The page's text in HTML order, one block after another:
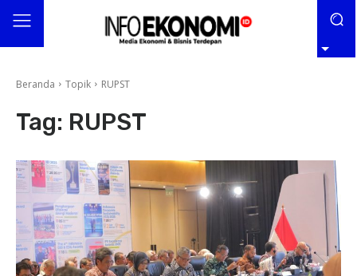
Beranda Topik RUPST
Tag: RUPST